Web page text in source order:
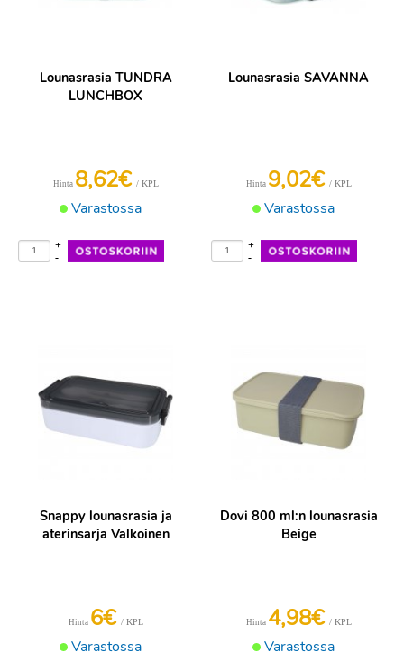
Lounasrasia TUNDRA
LUNCHBOX
Varastossa
Hinta 8,62€ / KPL
-
+
Lounasrasia SAVANNA
Varastossa
Hinta 9,02€ / KPL
-
+
Snappy lounasrasia ja
aterinsarja Valkoinen
Varastossa
Hinta 6€ / KPL
Dovi 800 ml:n lounasrasia
Beige
Varastossa
Hinta 4,98€ / KPL